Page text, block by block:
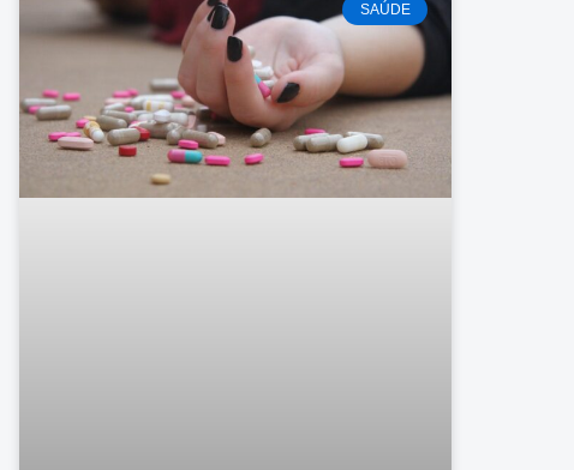
SAÚDE